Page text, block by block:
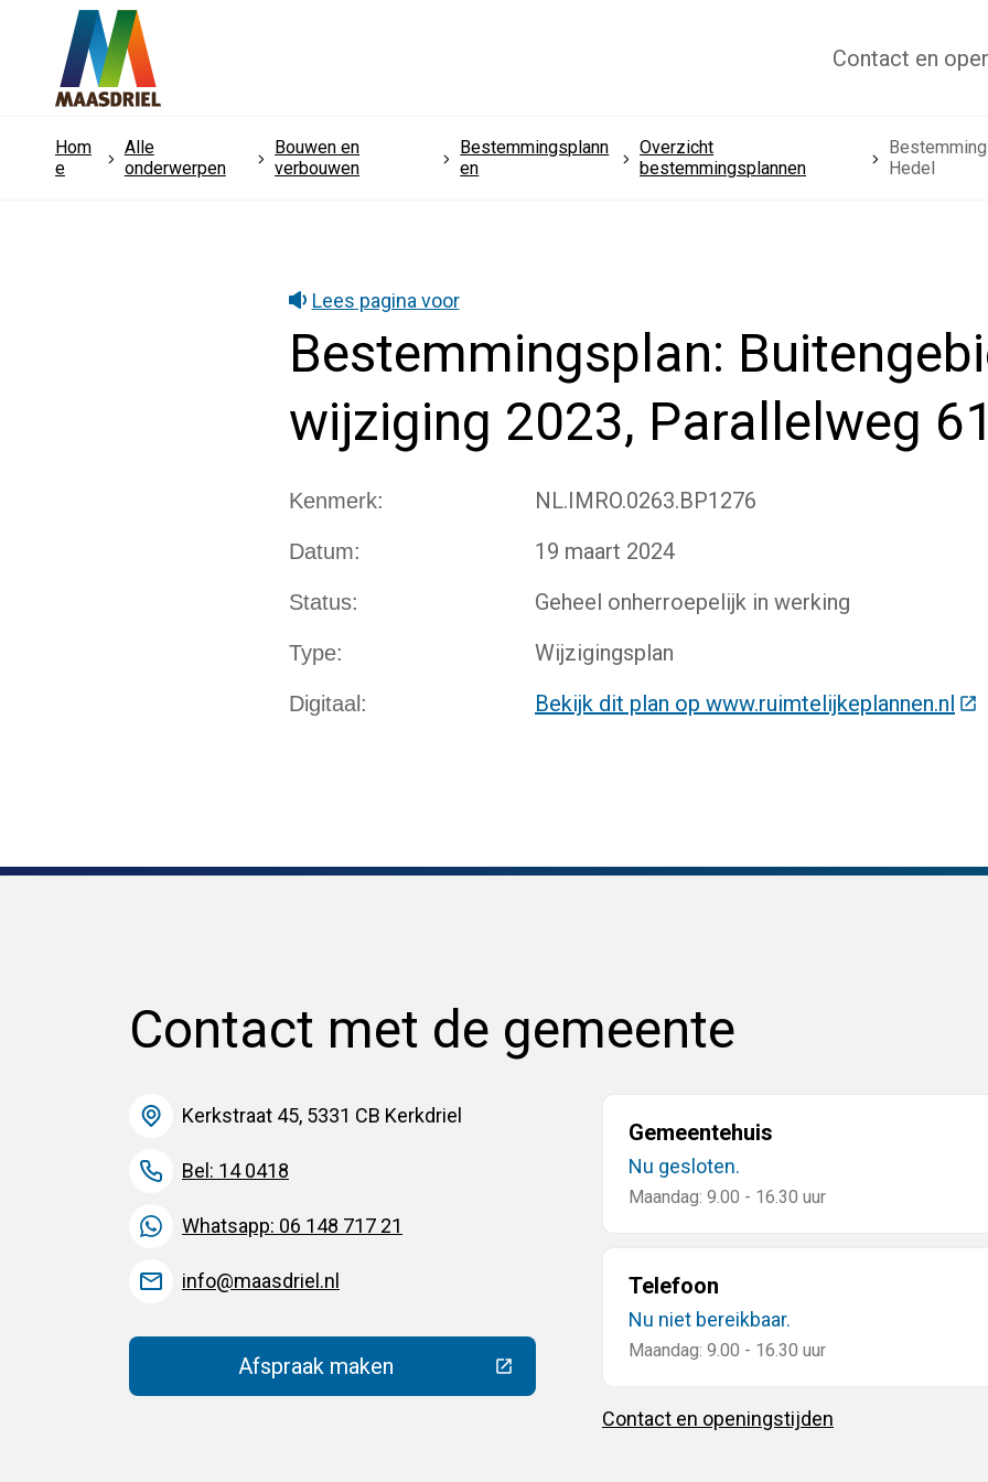
Contact en
Hom
e
Alle
onderwerpen
Bouwen en
verbouwen
Bestemmingsplann
en
Overzicht
bestemmingsplannen
Hedel
Lees pagina voor
Bestemmingsplan:
wijziging 2023, Parallelweg
Kenmerk NL.IMRO.0263.BP1276
Datum 19 maart 2024
Status Geheel onherroepelijk in werking
Type Wijzigingsplan
Digitaal Bekijk dit plan op www.ruimtelijkeplannen.nl
Contact met de gemeente
Kerkstraat 45, 5331 CB Kerkdriel
Bel: 14 0418
Whatsapp: 06 148 717 21
info@maasdriel.nl
Afspraak maken(Deze link gaat naar een externe website)
Gemeentehuis
Nu gesloten.
Maandag: 9.00 - 16.30 uur
Telefoon
Nu niet bereikbaar.
Maandag: 9.00 - 16.30 uur
Contact en openingstijden